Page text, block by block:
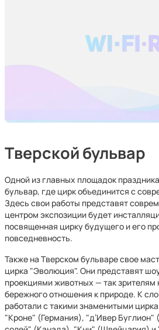
Тверской бульвар
Одной из главных площадок
бульвар, где цирк объединится с
Здесь свои работы представят
центром экспозиции будет
посвященная цирку будущего и его
повседневность.
Также на Тверском бульваре свое
цирка "Эволюция". Они представят
проекциями животных — так зрителям
бережного отношения к природе. К
работали с такими знаменитыми
"Кроне" (Германия), "д’Ивер